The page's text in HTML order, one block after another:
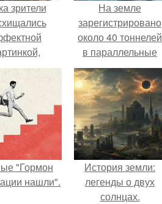
зрители
фильма
одну из
точных
чёрной
дыры.
На земле
зарегистрировано
около 40 тоннелей
в параллельные
миры.
"Гормон
нашли".
История земли:
легенды о двух
солнцах.